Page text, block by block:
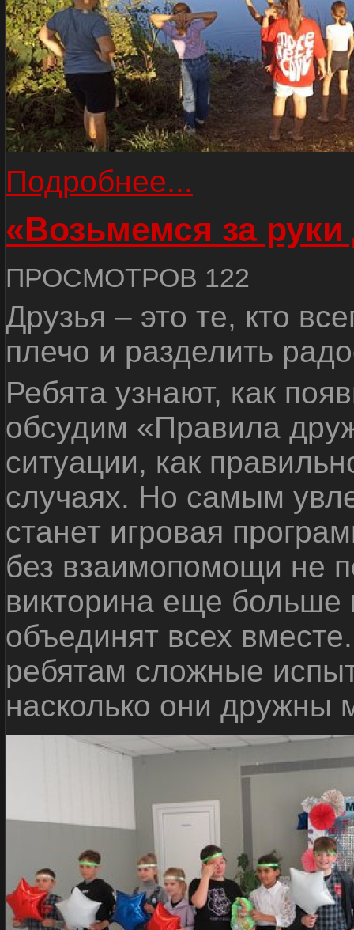
Подробнее...
«Возьмемся за руки
ПРОСМОТРОВ 122
Друзья – это те, кто
плечо и разделить
Ребята узнают, как
обсудим «Правила
ситуации, как
случаях. Но самым
станет игровая
без взаимопомощи не
викторина еще
объединят всех
ребятам сложные
насколько они дружны